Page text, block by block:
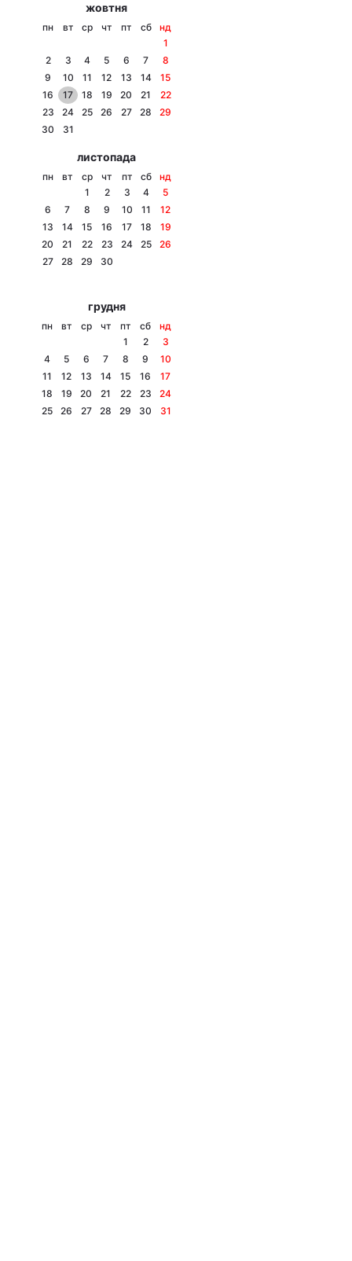
жовтня
пн вт ср чт пт сб
нд
1
2
3 4 5 6 7
8
9
10 11 12 13 14
15
16
17 18 19 20 21
22
23
24 25 26 27 28
29
30
31
листопада
пн вт ср чт пт сб
нд
1
2 3 4
5
6
7 8 9 10 11
12
13
14 15 16 17 18
19
20
21 22 23 24 25
26
27
28 29 30
грудня
пн вт ср чт пт сб
нд
1
2
3
4
5 6 7 8 9
10
11
12 13 14 15 16
17
18
19 20 21 22 23
24
25
26 27 28 29 30 31